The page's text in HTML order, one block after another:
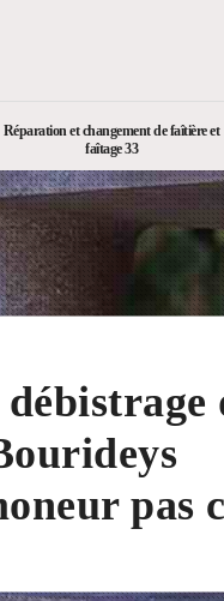
Réparation et changement de faîtière et
faîtage 33
pas